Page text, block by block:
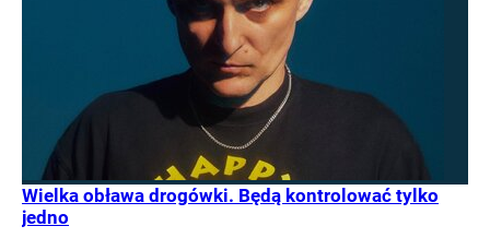
Wielka obława drogówki. Będą kontrolować tylko
jedno